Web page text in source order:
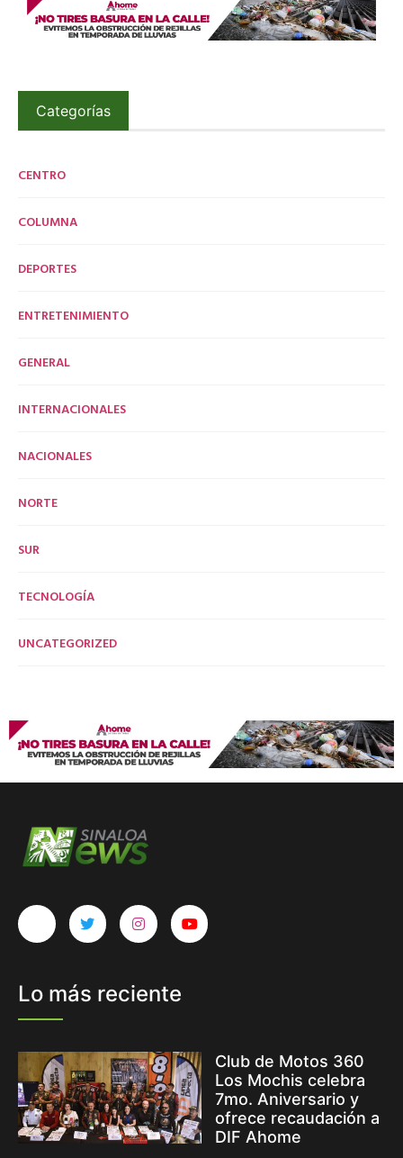
Categorías
CENTRO
COLUMNA
DEPORTES
ENTRETENIMIENTO
GENERAL
INTERNACIONALES
NACIONALES
NORTE
SUR
TECNOLOGÍA
UNCATEGORIZED
Lo más reciente
Club de Motos 360
Los Mochis celebra
7mo. Aniversario y
ofrece recaudación a
DIF Ahome